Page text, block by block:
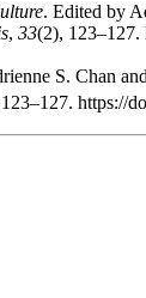
. Edited by
, 33(2), 123–127.
S. Chan
https://